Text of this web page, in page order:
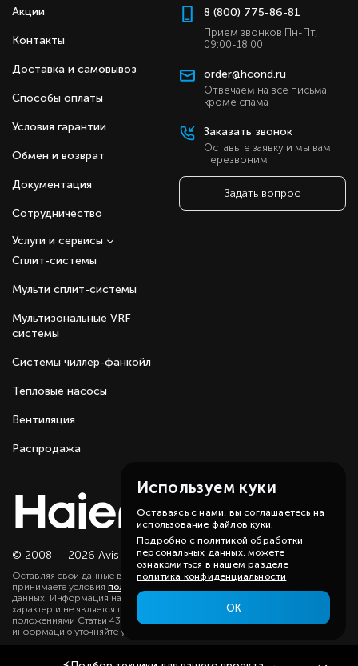
Акции
Контакты
Доставка и самовывоз
Способы оплаты
Условия гарантии
Обмен и возврат
Документация
Сотрудничество
Сплит-системы
Мульти сплит-системы
Мультизональные VRF
системы
Системы чиллер-фанкойл
Тепловые насосы
Вентиляция
Распродажа
Услуги и сервисы
8 (800) 775-86-81
Прием звонков Пн-Пт,
09:00-18:00
order@hcond.ru
Отвечаем на все письма
кроме спама
Заказать звонок
Оставьте заявку и мы вам
перезвоним
Задать вопрос
© 2008 — 2026 Avis group.Карта сайта
Оставляя свои данные в любой форме на сайте, вы даете согласие и
принимаете условия политики
данных. Информация на данном сайте носит ознакомительный
характер и не является публичной офертой, определяемой
положениями Статьи 437(2) ГК РФ. Существенную для вас
информацию уточняйте у наших менеджеров.
Используем куки
Оставаясь с нами, вы соглашаетесь на
использование файлов куки.
Подробно с политикой обработки
персональных данных, можете
ознакомиться в нашем разделе
политика конфиденциальности
ОК